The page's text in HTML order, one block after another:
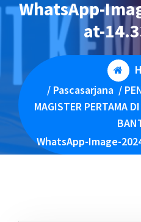
WhatsApp-
at-
/ Pascasarjana /
MAGISTER PERTAMA
WhatsApp-Image-